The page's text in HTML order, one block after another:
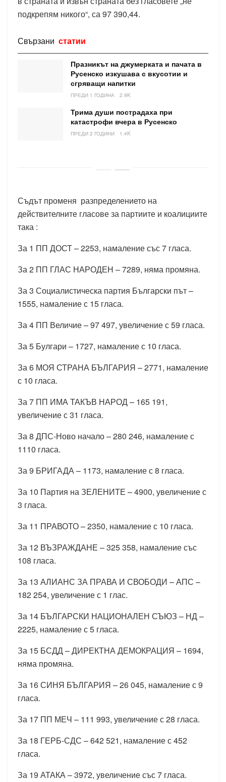
подкрепям никого“, са 97 390,44.
Свързани статии
Празникът на джумерката и пачата в
Русенско изкушава с вкусотии и
сгряващи напитки
ПРЕДИ 1 ГОДИНА 2.9K
Трима души пострадаха при
катастрофи вчера в Русенско
ПРЕДИ 2 ГОДИНИ 1.4K
Съдът променя разпределението на
действителните гласове за партиите и коалициите
така :
За 1 ПП ДОСТ – 2253, намаление със 7 гласа.
За 2 ПП ГЛАС НАРОДЕН – 7289, няма промяна.
За 3 Социалистическа партия Български път –
1555, намаление с 15 гласа.
За 4 ПП Величие – 97 497, увеличение с 59 гласа.
За 5 Булгари – 1727, намаление с 10 гласа.
За 6 МОЯ СТРАНА БЪЛГАРИЯ – 2771, намаление
с 10 гласа.
За 7 ПП ИМА ТАКЪВ НАРОД – 165 191,
увеличение с 31 гласа.
За 8 ДПС-Ново начало – 280 246, намаление с
1110 гласа.
За 9 БРИГАДА – 1173, намаление с 8 гласа.
За 10 Партия на ЗЕЛЕНИТЕ – 4900, увеличение с
3 гласа.
За 11 ПРАВОТО – 2350, намаление с 10 гласа.
За 12 ВЪЗРАЖДАНЕ – 325 358, намаление със
108 гласа.
За 13 АЛИАНС ЗА ПРАВА И СВОБОДИ – АПС –
182 254, увеличение с 1 глас.
За 14 БЪЛГАРСКИ НАЦИОНАЛЕН СЪЮЗ – НД –
2225, намаление с 5 гласа.
За 15 БСДД – ДИРЕКТНА ДЕМОКРАЦИЯ – 1694,
няма промяна.
За 16 СИНЯ БЪЛГАРИЯ – 26 045, намаление с 9
гласа.
За 17 ПП МЕЧ – 111 993, увеличение с 28 гласа.
За 18 ГЕРБ-СДС – 642 521, намаление с 452
гласа.
За 19 АТАКА – 3972, увеличение със 7 гласа.